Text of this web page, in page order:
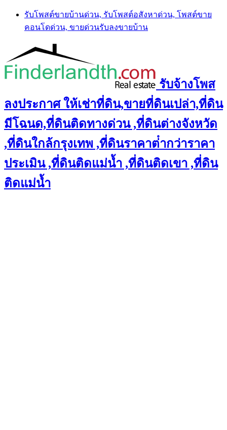
Skip
content
รับโพสต์ขายบ้านด่วน, รับโพสต์อสังหาด่วน, โพสต์ขาย
คอนโดด่วน, ขายด่วนรับลงขายบ้าน
รับจ้างโพส
ลงประกาศ ให้เช่าที่ดิน,ขายที่ดินเปล่า,ที่ดิน
มีโฉนด,ที่ดินติดทางด่วน ,ที่ดินต่างจังหวัด
,ที่ดินใกล้กรุงเทพ ,ที่ดินราคาต่ํากว่าราคา
ประเมิน ,ที่ดินติดแม่น้ำ ,ที่ดินติดเขา ,ที่ดิน
ติดแม่น้ำ